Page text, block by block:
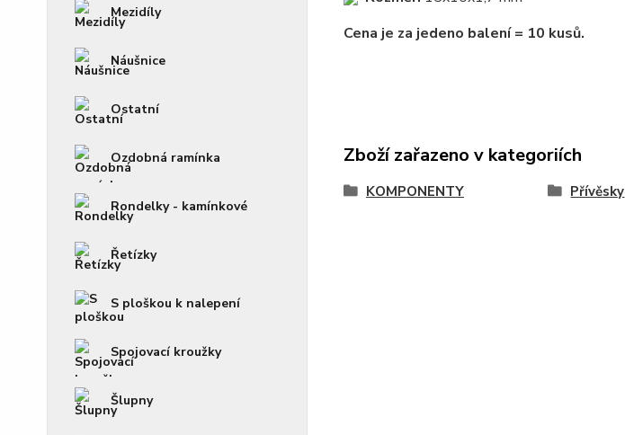
Mezidíly
Náušnice
Ostatní
Ozdobná ramínka
Rondelky - kamínkové
Řetízky
S ploškou k nalepení
Spojovací kroužky
Šlupny
Cena je za jedeno balení = 10 kusů.
Zboží zařazeno v kategoriích
KOMPONENTY Přívěsky